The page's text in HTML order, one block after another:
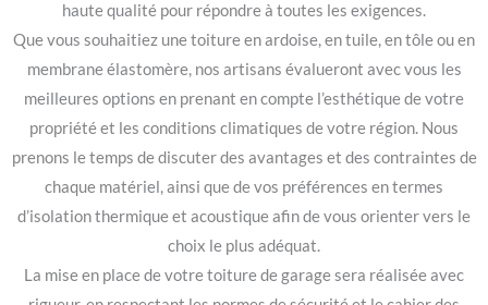
haute qualité pour répondre à toutes les exigences.
Que vous souhaitiez une toiture en ardoise, en tuile, en tôle ou en
membrane élastomère, nos artisans évalueront avec vous les
meilleures options en prenant en compte l’esthétique de votre
propriété et les conditions climatiques de votre région. Nous
prenons le temps de discuter des avantages et des contraintes de
chaque matériel, ainsi que de vos préférences en termes
d’isolation thermique et acoustique afin de vous orienter vers le
choix le plus adéquat.
La mise en place de votre toiture de garage sera réalisée avec